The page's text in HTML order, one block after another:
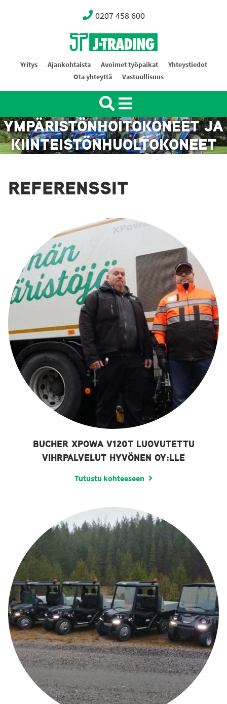
0207 458 600
Oy J-Trading Ab
Yritys Ajankohtaista Avoimet työpaikat
Yhteystiedot
Ota yhteyttä
Vastuullisuus
YMPÄRISTÖNHOITOKONEET JA
KIINTEISTÖNHUOLTOKONEET
REFERENSSIT
BUCHER XPOWA V120T LUOVUTETTU
VIHRPALVELUT HYVÖNEN OY:LLE
Tutustu kohteeseen